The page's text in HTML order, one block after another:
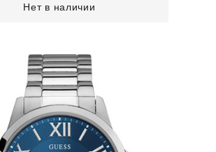
Нет в наличии